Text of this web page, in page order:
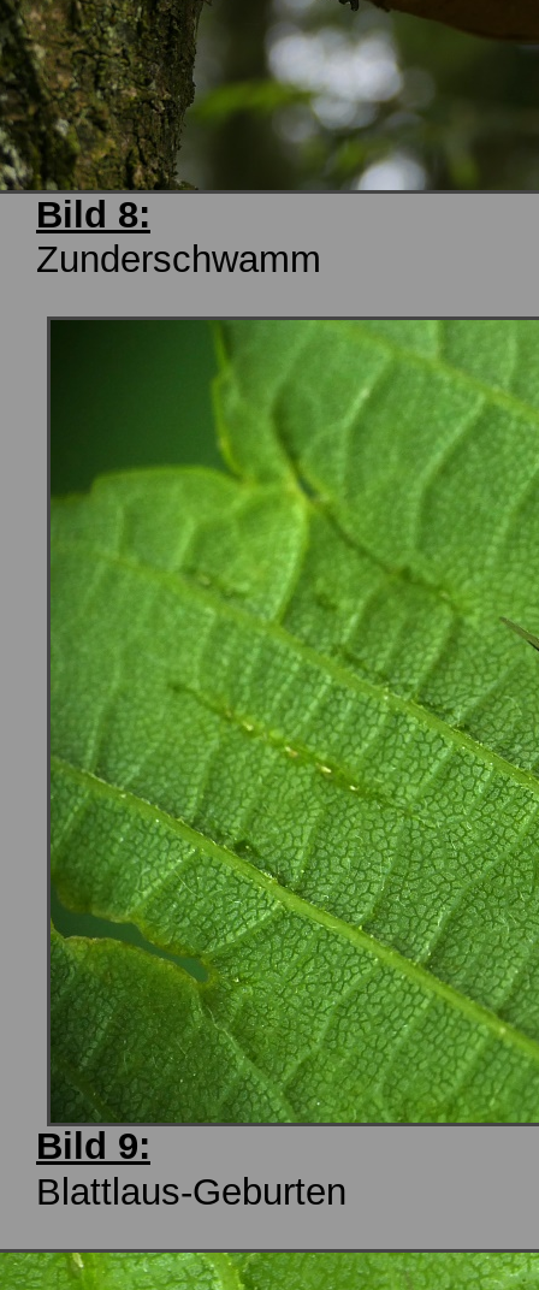
Bild 8:
Zunderschwamm
Bild 9:
Blattlaus-Geburten